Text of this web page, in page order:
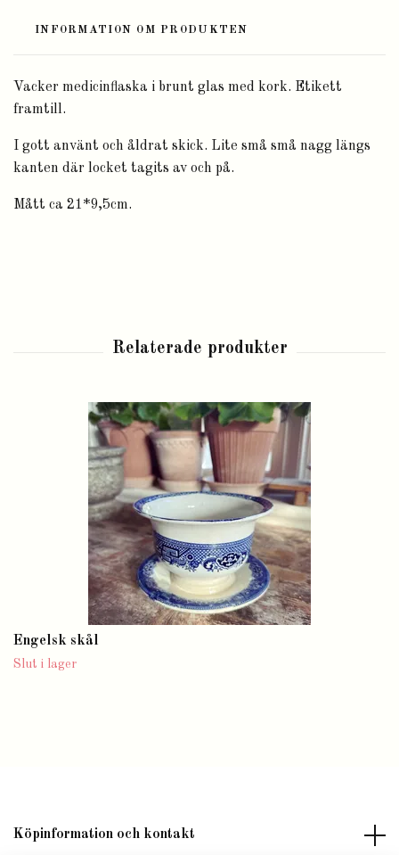
INFORMATION OM PRODUKTEN
Vacker medicinflaska i brunt glas med kork. Etikett
framtill.
I gott använt och åldrat skick. Lite små små nagg längs
kanten där locket tagits av och på.
Mått ca 21*9,5cm.
Engelsk skål
Slut i lager
Köpinformation och kontakt